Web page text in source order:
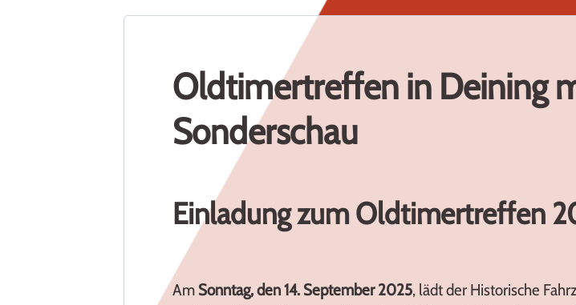
Oldtimertreffen in Deining
Sonderschau
Einladung zum Oldtimertreffen
Am Sonntag, den 14. September 2025, lädt der Historische